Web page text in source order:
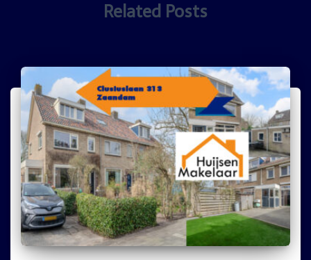
Related Posts